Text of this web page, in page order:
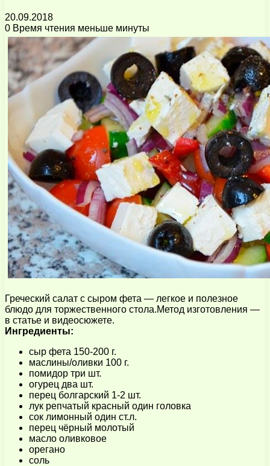
20.09.2018
0 Время чтения меньше минуты
Греческий салат с сыром фета — легкое и полезное
блюдо для торжественного стола.Метод изготовления —
в статье и видеосюжете.
Ингредиенты:
сыр фета 150-200 г.
маслины/оливки 100 г.
помидор три шт.
огурец два шт.
перец болгарский 1-2 шт.
лук репчатый красный один головка
сок лимонный один ст.л.
перец чёрный молотый
масло оливковое
орегано
соль